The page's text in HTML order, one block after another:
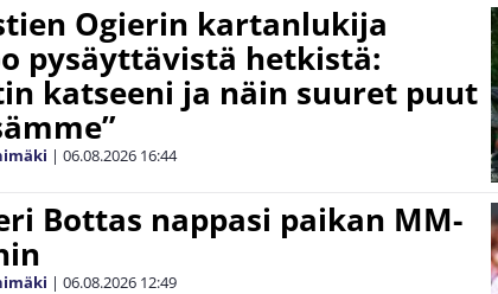
Ogierin kartanlukija
pysäyttävistä hetkistä:
katseeni ja näin suuret puut
| 06.08.2026 16:44
Bottas nappasi paikan MM-
| 06.08.2026 12:49